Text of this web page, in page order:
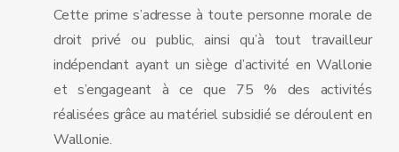
Cette prime s’adresse à toute personne morale de
droit privé ou public, ainsi qu’à tout travailleur
indépendant ayant un siège d’activité en Wallonie
et s’engageant à ce que 75 % des activités
réalisées grâce au matériel subsidié se déroulent en
Wallonie.